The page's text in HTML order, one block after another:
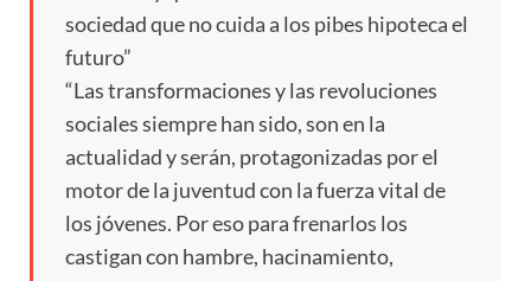
sociedad que no cuida a los pibes hipoteca el
futuro”
“Las transformaciones y las revoluciones
sociales siempre han sido, son en la
actualidad y serán, protagonizadas por el
motor de la juventud con la fuerza vital de
los jóvenes. Por eso para frenarlos los
castigan con hambre, hacinamiento,